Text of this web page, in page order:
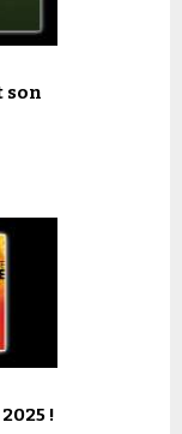
son
!